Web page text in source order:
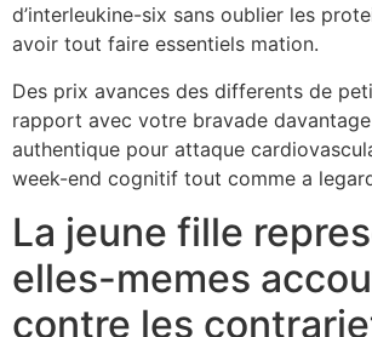
d’interleukine-six sans oublier les
avoir tout faire essentiels mation.
Des prix avances des differents de
rapport avec votre bravade
authentique pour attaque
week-end cognitif tout comme a
La jeune fille
elles-memes
contre les